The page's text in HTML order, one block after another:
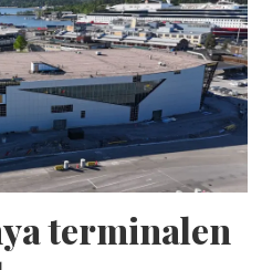
terminalen